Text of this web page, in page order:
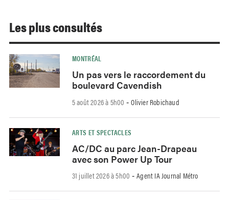
Les plus consultés
MONTRÉAL
Un pas vers le raccordement du
boulevard Cavendish
5 août 2026 à 5h00 -Olivier Robichaud
ARTS ET SPECTACLES
AC/DC au parc Jean-Drapeau
avec son Power Up Tour
31 juillet 2026 à 5h00 -Agent IA Journal Métro